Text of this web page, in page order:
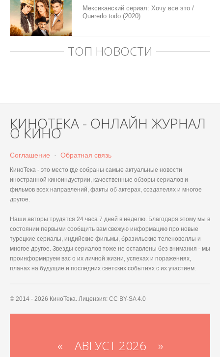
Мексиканский сериал: Хочу все это /
Quererlo todo (2020)
ТОП НОВОСТИ
КИНОТЕКА - ОНЛАЙН ЖУРНАЛ
О КИНО
Соглашение · Обратная связь
КиноТека - это место где собраны самые актуальные новости
иностранной киноиндустрии, качественные обзоры сериалов и
фильмов всех направлений, факты об актерах, создателях и многое
другое.
Наши авторы трудятся 24 часа 7 дней в неделю. Благодаря этому мы в
состоянии первыми сообщить вам свежую информацию про новые
турецкие сериалы, индийские фильмы, бразильские теленовеллы и
многое другое. Звезды сериалов тоже не оставлены без внимания - мы
проинформируем вас о их личной жизни, успехах и поражениях,
планах на будущие и последних светских событиях с их участием.
© 2014 - 2026 КиноТека. Лицензия: CC BY-SA 4.0
« АВГУСТ 2026 »